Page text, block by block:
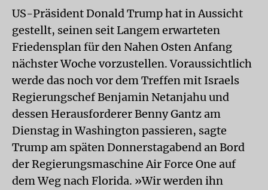
US-Präsident Donald Trump hat in Aussicht
gestellt, seinen seit Langem erwarteten
Friedensplan für den Nahen Osten Anfang
nächster Woche vorzustellen. Voraussichtlich
werde das noch vor dem Treffen mit Israels
Regierungschef Benjamin Netanjahu und
dessen Herausforderer Benny Gantz am
Dienstag in Washington passieren, sagte
Trump am späten Donnerstagabend an Bord
der Regierungsmaschine Air Force One auf
dem Weg nach Florida. »Wir werden ihn